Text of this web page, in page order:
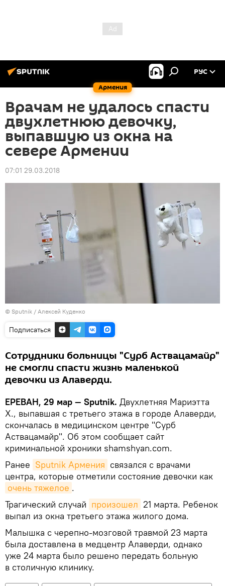
Армения
РУС
Врачам не удалось спасти
двухлетнюю девочку,
выпавшую из окна на
севере Армении
07:01 29.03.2018
© Sputnik / Алексей Куденко
Подписаться
Сотрудники больницы "Сурб Аствацамайр"
не смогли спасти жизнь маленькой
девочки из Алаверди.
ЕРЕВАН, 29 мар — Sputnik. Двухлетняя Мариэтта
Х., выпавшая с третьего этажа в городе Алаверди,
скончалась в медицинском центре "Сурб
Аствацамайр". Об этом сообщает сайт
криминальной хроники shamshyan.com.
Ранее Sputnik Армения связался с врачами
центра, которые отметили состояние девочки как
очень тяжелое .
Трагический случай произошел 21 марта. Ребенок
выпал из окна третьего этажа жилого дома.
Малышка с черепно-мозговой травмой 23 марта
была доставлена в медцентр Алаверди, однако
уже 24 марта было решено передать больную
в столичную клинику.